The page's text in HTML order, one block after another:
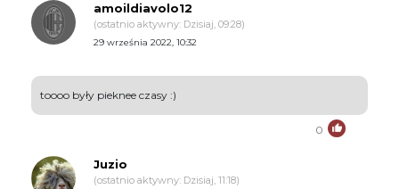
amoildiavolo12
(ostatnio aktywny: Dzisiaj, 09:28)
29 września 2022, 10:32
toooo były pieknee czasy :)
0
Juzio
(ostatnio aktywny: Dzisiaj, 11:18)